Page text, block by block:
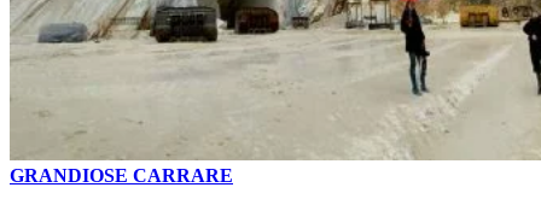
GRANDIOSE CARRARE